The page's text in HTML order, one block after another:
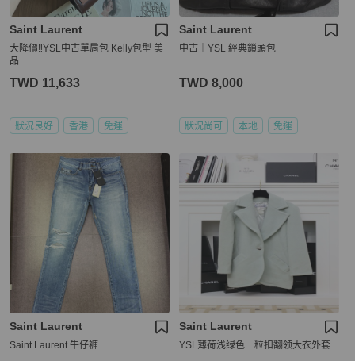
Saint Laurent
大降價‼️YSL中古單肩包 Kelly包型 美
品
TWD 11,633
狀況良好 香港 免運
Saint Laurent
中古｜YSL 經典鎖頭包
TWD 8,000
狀況尚可 本地 免運
Saint Laurent
Saint Laurent 牛仔褲
Saint Laurent
YSL薄荷浅绿色一粒扣翻领大衣外套